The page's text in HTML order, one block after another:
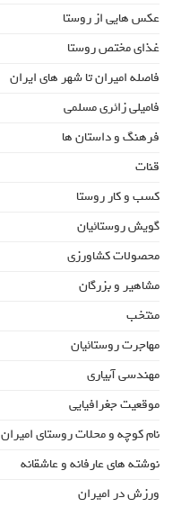
عکس هایی از روستا
غذای مختص روستا
فاصله امیران تا شهر های ایران
فامیلی زائری مسلمی
فرهنگ و داستان ها
قنات
کسب و کار روستا
گویش روستائیان
محصولات کشاورزی
مشاهیر و بزرگان
منتخب
مهاجرت روستائیان
مهندسی آبیاری
موقعیت جغرافیایی
نام کوچه و محلات روستای امیران
نوشته های عارفانه و عاشقانه
ورزش در امیران